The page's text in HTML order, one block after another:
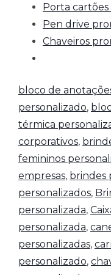
Porta cartões
Pen drive
Chaveiros
bloco de
personalizado,
térmica
corporativos,
femininos
empresas, brindes
personalizados,
personalizada,
personalizada,
personalizadas,
personalizado,